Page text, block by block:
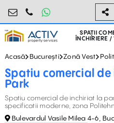
0730.000.076
SPAȚII
ÎNCHIRIERE /
Acasă București Zonă Vest
Spatiu comercial
Park
Spatiu comercial de inchiriat la
specificatii moderne, zona
Bulevardul Vasile Milea 4-6,